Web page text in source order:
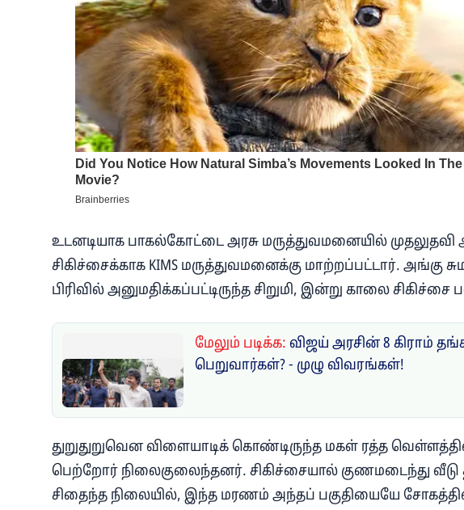
உடனடியாக பாகல்கோட்டை அரசு மருத்துவமனையில் முதலுதவி
சிகிச்சைக்காக KIMS மருத்துவமனைக்கு மாற்றப்பட்டார். அங்கு
பிரிவில் அனுமதிக்கப்பட்டிருந்த சிறுமி, இன்று காலை சிகிச்சை
மேலும் படிக்க: விஜய் அரசின் 8 கிராம்
பெறுவார்கள்? - முழு விவரங்கள்!
துறுதுறுவென விளையாடிக் கொண்டிருந்த மகள் ரத்த
பெற்றோர் நிலைகுலைந்தனர். சிகிச்சையால் குணமடைந்து வீடு
சிதைந்த நிலையில், இந்த மரணம் அந்தப் பகுதியையே